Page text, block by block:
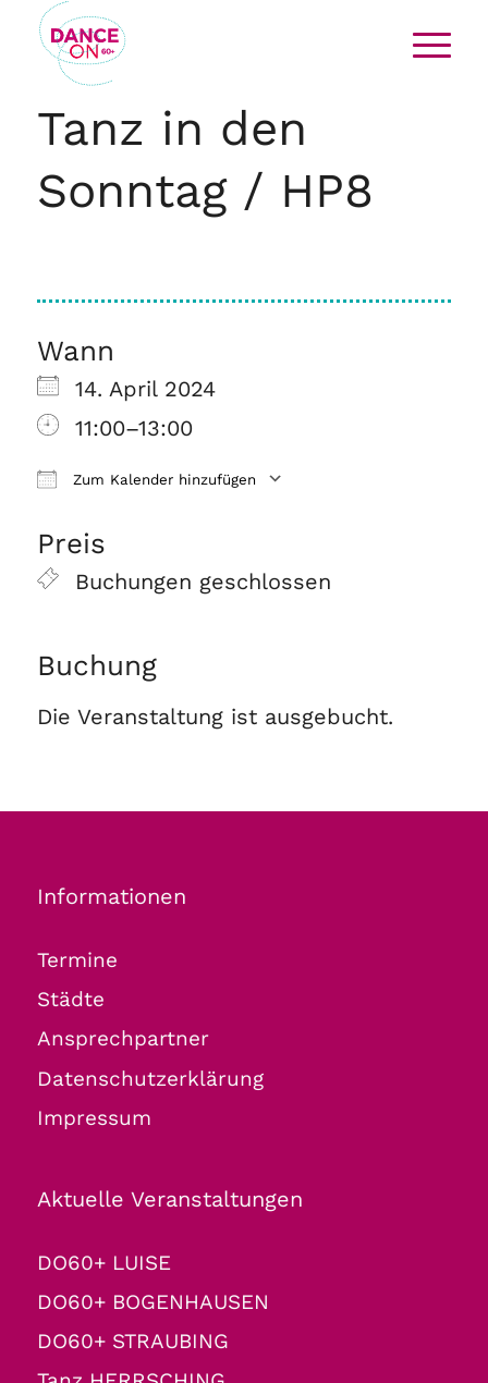
Tanz in den
Sonntag / HP8
Wann
14. April 2024
11:00–13:00
Zum Kalender hinzufügen
Preis
Buchungen geschlossen
Buchung
Die Veranstaltung ist ausgebucht.
Informationen
Termine
Städte
Ansprechpartner
Datenschutzerklärung
Impressum
Aktuelle Veranstaltungen
DO60+ LUISE
DO60+ BOGENHAUSEN
DO60+ STRAUBING